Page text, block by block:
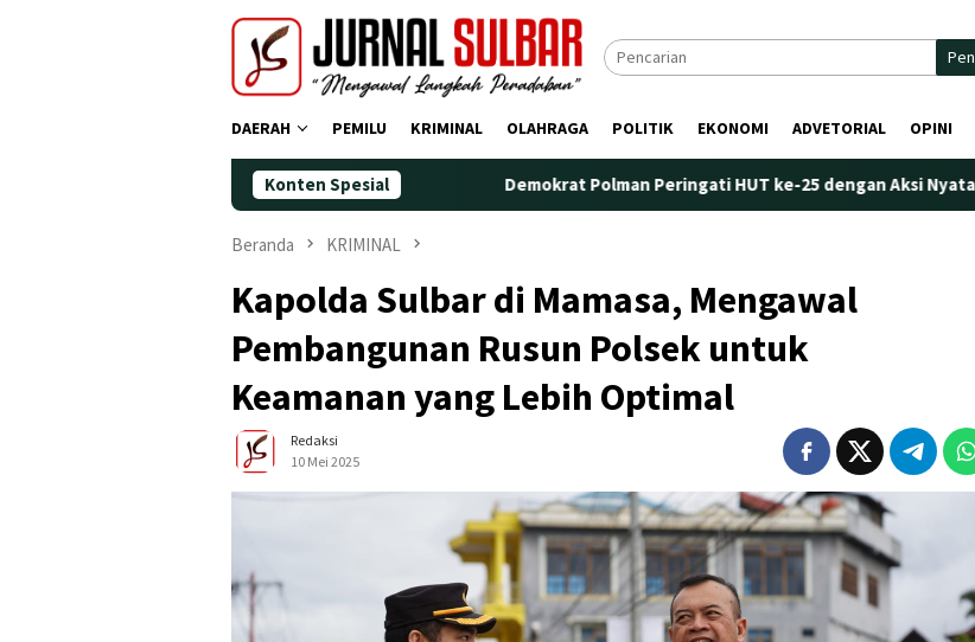
DAERAH PEMILU KRIMINAL OLAHRAGA POLITIK EKONOMI ADVETORIAL OPINI
Konten Spesial Demokrat Polman Peringati HUT ke-25 dengan Aksi Nyata di Pantai
Beranda KRIMINAL
Kapolda Sulbar di Mamasa, Mengawal
Pembangunan Rusun Polsek untuk
Keamanan yang Lebih Optimal
Redaksi
10 Mei 2025